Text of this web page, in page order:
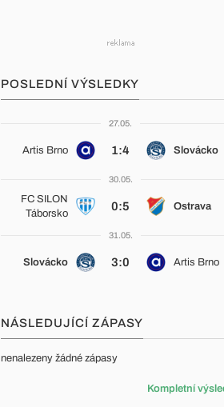
POSLEDNÍ VÝSLEDKY
27.05.
Artis Brno 1:4 Slovácko
30.05.
FC SILON
Táborsko
0:5 Ostrava
31.05.
Slovácko 3:0 Artis Brno
NÁSLEDUJÍCÍ ZÁPASY
nenalezeny žádné zápasy
Kompletní